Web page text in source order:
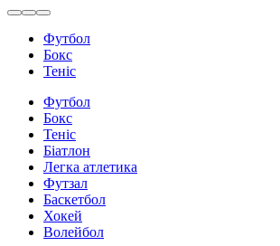
Футбол
Бокс
Теніс
Футбол
Бокс
Теніс
Біатлон
Легка атлетика
Футзал
Баскетбол
Хокей
Волейбол